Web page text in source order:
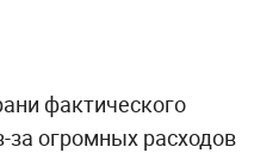
фактического
за огромных расходов